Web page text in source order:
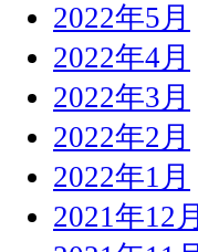
2022年5月
2022年4月
2022年3月
2022年2月
2022年1月
2021年12月